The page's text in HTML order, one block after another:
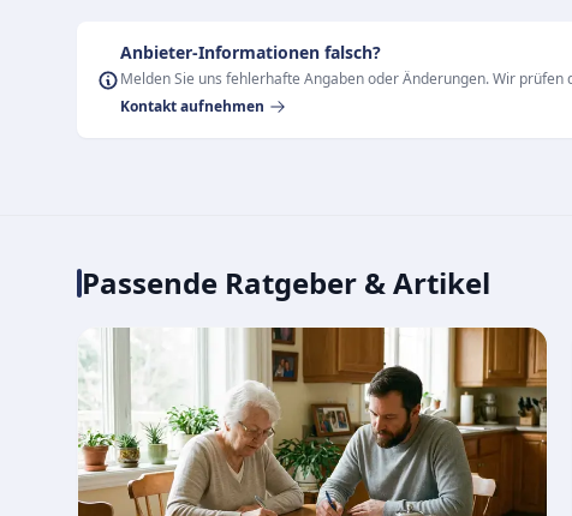
Anbieter-Informationen falsch?
Melden Sie uns fehlerhafte Angaben oder Änderungen. Wir
Kontakt aufnehmen
Passende Ratgeber & Artikel